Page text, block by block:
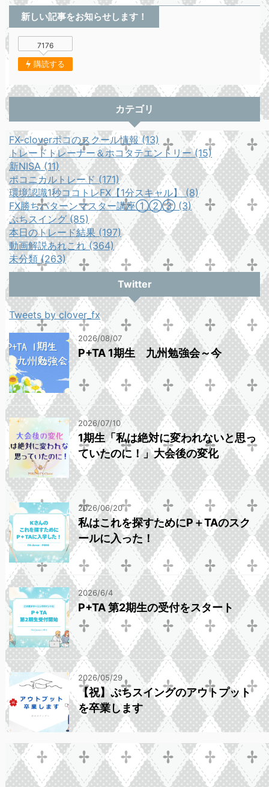
新しい記事をお知らせします！
7176
購読する
カテゴリ
FX-cloverポコのスクール情報 (13)
トレードトレーナー＆ホコタテエントリー (15)
新NISA (11)
ポコニカルトレード (171)
環境認識1秒ココトレFX【1分スキャル】 (8)
FX勝ちパターンマスター講座①②③ (3)
ぷちスイング (85)
本日のトレード結果 (197)
動画解説あれこれ (364)
未分類 (263)
Twitter
Tweets by clover_fx
2026/08/07
P+TA 1期生 九州勉強会～今
2026/07/10
1期生「私は絶対に変われないと思っ
ていたのに！」大会後の変化
2026/06/20
私はこれを探すためにP＋TAのスク
ールに入った！
2026/6/4
P+TA 第2期生の受付をスタート
2026/05/29
【祝】ぷちスイングのアウトプット
を卒業します